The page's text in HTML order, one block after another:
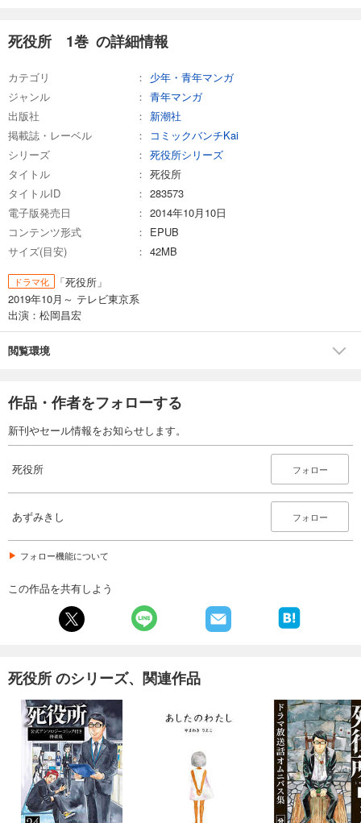
死役所 28巻【電子特典付き】
あらすじを表示する
死役所 1巻 の詳細情報
カテゴリ
少年・青年マンガ
ジャンル
青年マンガ
出版社
新潮社
掲載誌・レーベル
コミックバンチKai
シリーズ
死役所シリーズ
タイトル
死役所
タイトルID
283573
電子版発売日
2014年10月10日
コンテンツ形式
EPUB
サイズ(目安)
42MB
ドラマ化
「死役所」
2019年10月～ テレビ東京系
出演：松岡昌宏
閲覧環境
作品・作者をフォローする
新刊やセール情報をお知らせします。
死役所 フォロー
あずみきし フォロー
フォロー機能について
この作品を共有しよう
死役所 のシリーズ、関連作品